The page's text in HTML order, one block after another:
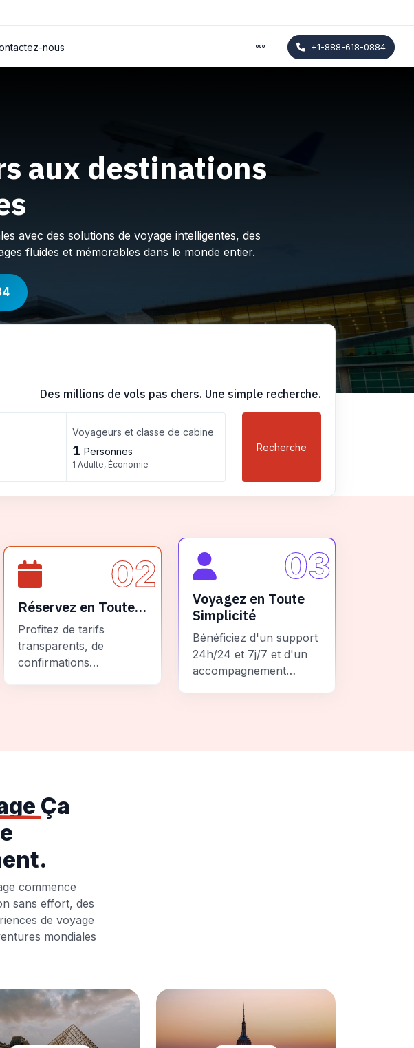
nous +1-888-618-0884
aux destinations
avec des solutions de voyage intelligentes, des
fluides et mémorables dans le monde entier.
Des millions de vols pas chers. Une simple recherche.
Voyageurs et classe de cabine
1 Personnes
1 Adulte, Économie
Recherche
02
Réservez en Toute
Sécurité
Profitez de tarifs
transparents, de
confirmations
03
Voyagez en Toute
Simplicité
Bénéficiez d'un support
24h/24 et 7j/7 et d'un
accompagnement
Ça
commence
sans effort, des
de voyage
mondiales